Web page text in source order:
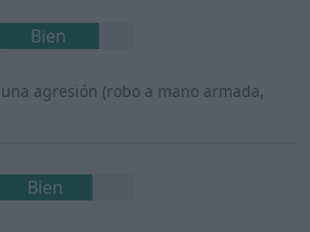
Bien
agresión (robo a mano armada,
Bien